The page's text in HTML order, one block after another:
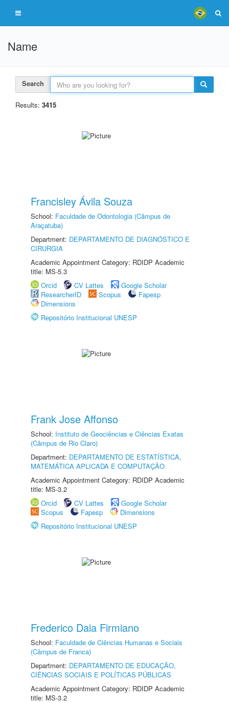
Name
Search
Results: 3415
Francisley Ávila Souza
School: Faculdade de Odontologia (Câmpus de
Araçatuba)
Department: DEPARTAMENTO DE DIAGNÓSTICO E
CIRURGIA
Academic Appointment Category: RDIDP Academic
title: MS-5.3
Orcid
CV Lattes
Google Scholar
ResearcherID
Scopus
Fapesp
Dimensions
Repositório Institucional UNESP
Frank Jose Affonso
School: Instituto de Geociências e Ciências Exatas
(Câmpus de Rio Claro)
Department: DEPARTAMENTO DE ESTATÍSTICA,
MATEMÁTICA APLICADA E COMPUTAÇÃO
Academic Appointment Category: RDIDP Academic
title: MS-3.2
Orcid
CV Lattes
Google Scholar
Scopus
Fapesp
Dimensions
Repositório Institucional UNESP
Frederico Daia Firmiano
School: Faculdade de Ciências Humanas e Sociais
(Câmpus de Franca)
Department: DEPARTAMENTO DE EDUCAÇÃO,
CIÊNCIAS SOCIAIS E POLÍTICAS PÚBLICAS
Academic Appointment Category: RDIDP Academic
title: MS-3.2